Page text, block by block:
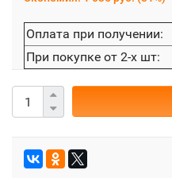
Оплата при получении:
При покупке от 2-х шт: